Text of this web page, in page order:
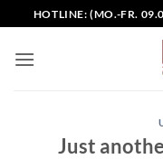
Inhalt
springen
HOTLINE: (MO.-FR.
Just